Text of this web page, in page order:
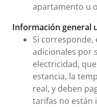
apartamento u
Información general
Si
adicionales por
electricidad,
estancia, la
real, y deben
tarifas no están